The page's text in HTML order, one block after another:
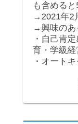
も含めると
→2021年2
→興味のあ
・自己肯
育・学級
・オート